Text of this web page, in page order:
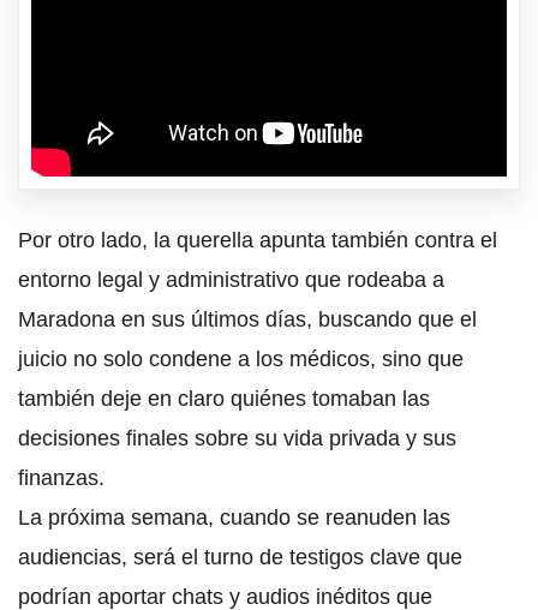
Por otro lado, la querella apunta también contra el
entorno legal y administrativo que rodeaba a
Maradona en sus últimos días, buscando que el
juicio no solo condene a los médicos, sino que
también deje en claro quiénes tomaban las
decisiones finales sobre su vida privada y sus
finanzas.
La próxima semana, cuando se reanuden las
audiencias, será el turno de testigos clave que
podrían aportar chats y audios inéditos que